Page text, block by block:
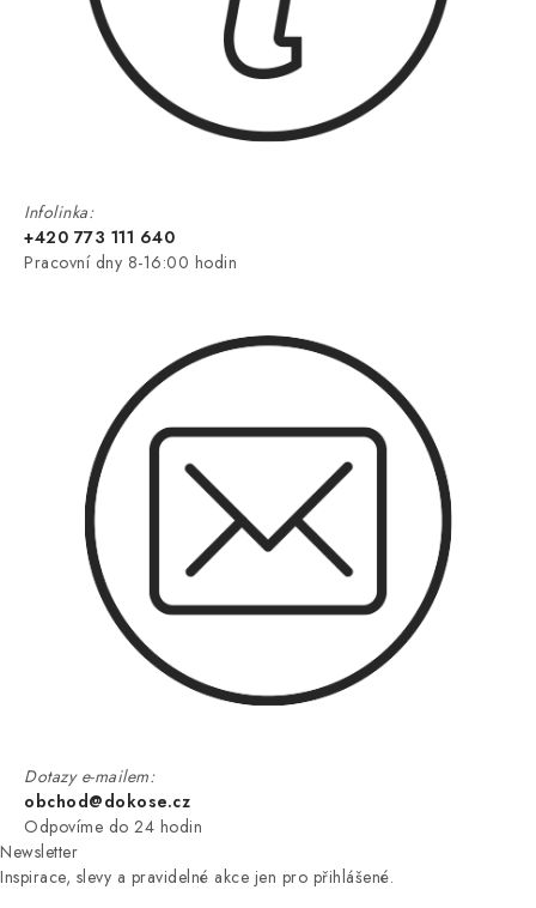
Infolinka:
+420 773 111 640
Pracovní dny 8-16:00 hodin
Dotazy e-mailem:
obchod@dokose.cz
Odpovíme do 24 hodin
Newsletter
Inspirace, slevy a pravidelné akce jen pro přihlášené.